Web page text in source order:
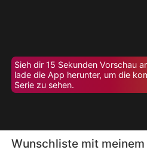
Sieh dir 15 Sekunden Vorschau
lade die App herunter, um die
Serie zu sehen.
Wunschliste mit